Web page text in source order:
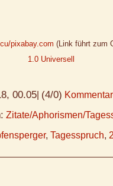
pixabay.com (Link führt zum
1.0 Universell
00.05 (4/0)
Zitate/Aphorismen/
, Tagesspruch,